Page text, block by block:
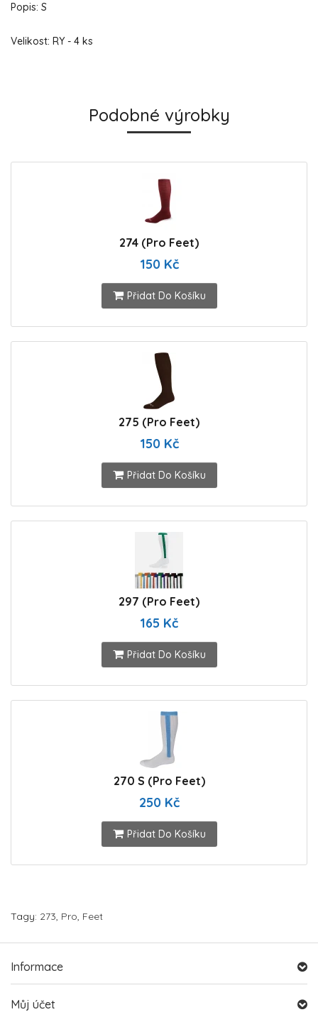
Popis: S
Velikost: RY - 4 ks
Podobné výrobky
274 (Pro Feet)
150 Kč
Přidat Do Košíku
275 (Pro Feet)
150 Kč
Přidat Do Košíku
297 (Pro Feet)
165 Kč
Přidat Do Košíku
270 S (Pro Feet)
250 Kč
Přidat Do Košíku
Tagy: 273, Pro, Feet
Informace
Můj účet